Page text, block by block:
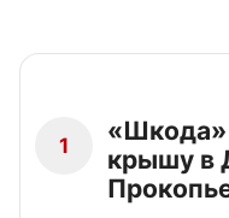
1
«Шкода»
крышу в